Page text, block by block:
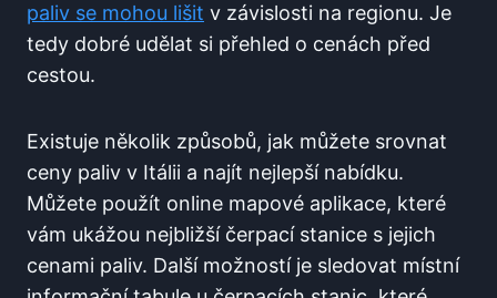
paliv se mohou lišit v závislosti na regionu. Je ​
tedy dobré udělat si přehled o cenách před
cestou.
Existuje několik způsobů, jak můžete srovnat
ceny paliv v Itálii a najít nejlepší nabídku.⁤
Můžete použít online mapové aplikace, které
vám ukážou nejbližší čerpací stanice s jejich
cenami paliv. Další možností je sledovat místní